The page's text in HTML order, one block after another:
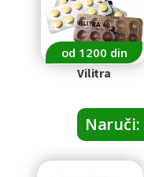
od 1200 din
Vilitra
Naruči: